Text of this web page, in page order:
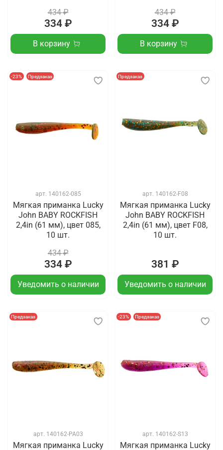
434 ₽
334 ₽
В корзину
434 ₽
334 ₽
В корзину
-23% Предзаказ
арт. 140162-085
Мягкая приманка Lucky
John BABY ROCKFISH
2,4in (61 мм), цвет 085,
10 шт.
434 ₽
334 ₽
Уведомить о наличии
Предзаказ
арт. 140162-F08
Мягкая приманка Lucky
John BABY ROCKFISH
2,4in (61 мм), цвет F08,
10 шт.
381 ₽
Уведомить о наличии
Предзаказ
арт. 140162-PA03
Мягкая приманка Lucky
-23% Предзаказ
арт. 140162-S13
Мягкая приманка Lucky